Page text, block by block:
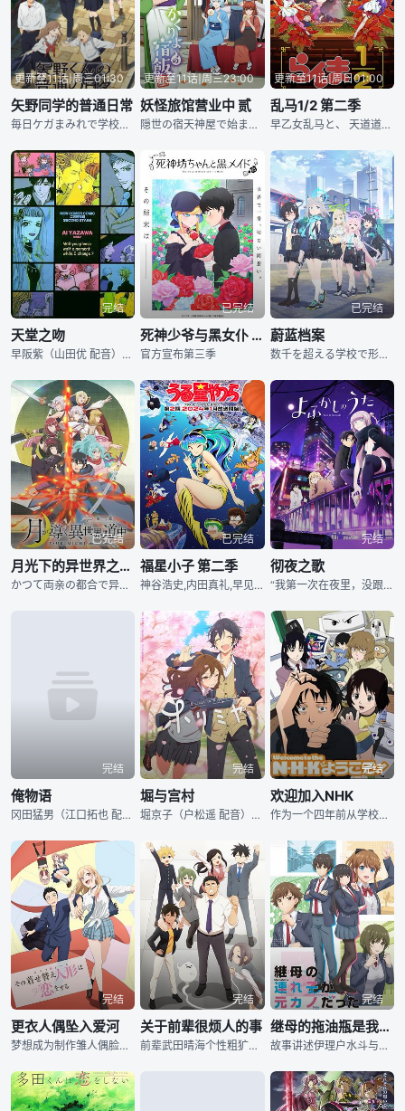
更新至11话|周三01:30
矢野同学的普通日常
毎日ケガまみれで学校にやってくる「超・不运体质」の矢野くん。 そんな矢野くんの手当てをしているうちに、吉田さんの中には特別な想いが芽生えてきて...。 个性的な友人たちに囲まれながら、少しずつ距离
更新至11话|周三23:00
妖怪旅馆营业中 贰
隠世の宿天神屋で始まる、新たな运命の物语 “あやかし”が见える女子大生・津场木 葵は、ある日突然、隠世《かくりよ》にある老舗宿〈天神屋〉へと攫われてしまう。 祖父が遗した莫大な借金。隠世で交わされ
更新至11话|周日01:00
乱马1/2 第二季
早乙女乱马と、 天道道场三女の天道あかねは亲が决めた许婚同士。 しかし乱马にはある悩みが…。 中国での修行中、伝説の修行场「呪泉郷」に落ちてしまい、 水をかぶると女に、 お汤をかぶると男に戻る
完结
天堂之吻
早阪紫（山田优 配音）是一个普通的高中生，以考上理想大学为终极目标的她每日都奔波在学校和补习班之间。一次偶然中，紫结识了个性超级糟糕，狂妄自大又目中无人的矢泽艺术学院服装设计系学生小泉让二（滨田贤
已完结
死神少爷与黑女仆 第三季
官方宣布第三季
已完结
蔚蓝档案
数千を超える学校で形成された巨大な学园都市「キヴォトス」。 ここでは銃を手にした生徒たちの諍いが、日常的な风景になっている。 その中で、砂に包まれた「アビドス高等学校」は廃校の危机に濒していた
已完结
月光下的异世界之旅 第二幕
かつて両亲の都合で异世界へ召唤された男子高校生・深澄 真は、勇者として魔族と戦うはずだった。 しかし、召唤主である女神から「不细工」と骂られた挙句、勇者の称号は即剥夺。 最果ての荒野に放り出さ
已完结
福星小子 第二季
神谷浩史,内田真礼,早见沙织,佐藤せつじ,奥村翔,井上麻里奈,上坂すみれ,宫野真守,高垣彩阳,悠木碧,花泽香菜,石上静香,小西克幸,高木渉,沢城みゆき,水树奈々,三宅健太,樱井孝宏,古川登志夫,戸田恵子,小山力也,平野文,高桥伸也,阪口大助,井之上润,千叶繁,梶裕贵,久野美咲,森永千才,高桥李依,川井田夏海,松本沙罗,M・A・O,桜井敏治,三石琴乃,岛﨑信长,くまいもとこ,石见舞菜香,村瀬歩,坂口候一,入野自由
完结
彻夜之歌
“我第一次在夜里，没跟任何人说就出来了。” 讨厌女生的初中二年级学生夜守光，现在不知为何不去上学了。 而且，每天晚上都睡不着觉。 有一天，小光第一次在夜里没告诉任何人就出去了。 夜风怡人，自
完结
俺物语
冈田猛男（江口拓也 配音）是集英高中一年级的学生，隶属于柔道部，他生得人高马大五大三粗，却因为善良率真的个性而深得同伴们的喜爱和信赖。砂川诚（岛崎信长 配音）是猛男青梅竹马的好友，外表英俊帅气的他
完结
堀与宫村
堀京子（户松遥 配音）是长相漂亮，穿戴又十分时尚的潮流女孩，在学校里颇有一番人气。可一回到家，为了照顾年幼的弟弟和方便做家务，京子会换上非常土气的居家服，常年不在家的母亲让京子在不知不觉中扮演了代
完结
欢迎加入NHK
作为一个四年前从学校退学之后就一直靠啃老来过活的死宅男佐藤达广（小泉豊 配音）来说，今天也是家里蹲的一天。突然间，一阵敲门声打破了他的日常妄想。打开门，出现在门口的美少女让佐藤简直不敢相信自己的眼
完结
更衣人偶坠入爱河
梦想成为制作雏人偶脸部的“头师”高中生五条新菜×喜爱cosplay的JK喜多川海梦的校园恋爱剧。
完结
关于前辈很烦人的事
前辈武田晴海个性粗犷，但很擅长照顾别人。在后辈五十岚双叶上班的第一天，武田误以为身材矮小的她是中学生，使得五十岚对于武田的第一印象相当差，偏偏上司又指派武田指导五十岚。本作讲述在这之后武田和五十岚
完结
继母的拖油瓶是我的前女友
故事讲述伊理户水斗与绫井结女在初中时为男女朋友，因为一点小事互相误会，而在毕业时分手。然而升上高中的两人由于父母再婚，从前情侣成为兄妹，回忆加上同住一个屋檐下的状况，害得两人无法不注意对方的一举一